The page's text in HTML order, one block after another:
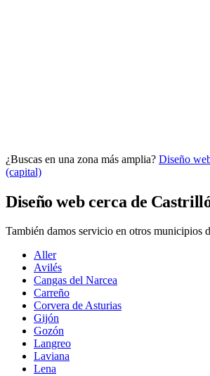
Quiero mi panel
¿Buscas en una zona más amplia? Diseño
(capital)
Diseño web cerca de
También damos servicio en otros municipios
Aller
Avilés
Cangas del Narcea
Carreño
Corvera de Asturias
Gijón
Gozón
Langreo
Laviana
Lena